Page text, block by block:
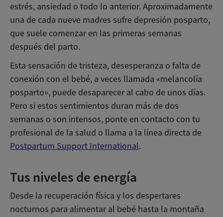
estrés, ansiedad o todo lo anterior. Aproximadamente
una de cada nueve madres sufre depresión posparto,
que suele comenzar en las primeras semanas
después del parto.
Esta sensación de tristeza, desesperanza o falta de
conexión con el bebé, a veces llamada «melancolía
posparto», puede desaparecer al cabo de unos días.
Pero si estos sentimientos duran más de dos
semanas o son intensos, ponte en contacto con tu
profesional de la salud o llama a la línea directa de
Postpartum Support International.
Tus niveles de energía
Desde la recuperación física y los despertares
nocturnos para alimentar al bebé hasta la montaña